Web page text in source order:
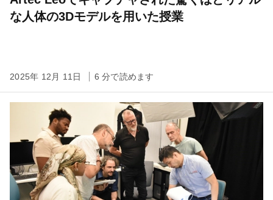
な人体の3Dモデルを用いた授業
2025年 12月 11日 6 分で読めます